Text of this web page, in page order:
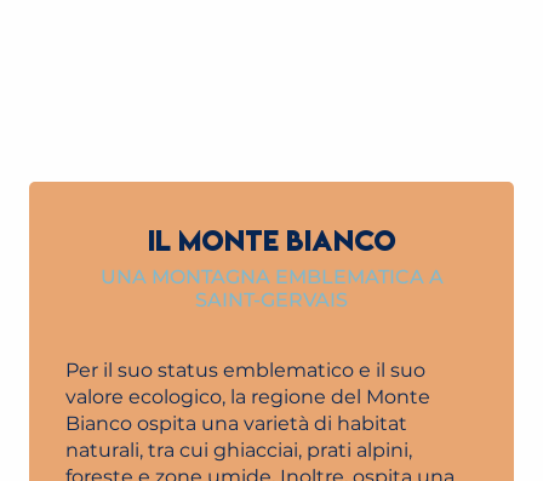
IL MONTE BIANCO
UNA MONTAGNA EMBLEMATICA A
SAINT-GERVAIS
Per il suo status emblematico e il suo
valore ecologico, la regione del Monte
Bianco ospita una varietà di habitat
naturali, tra cui ghiacciai, prati alpini,